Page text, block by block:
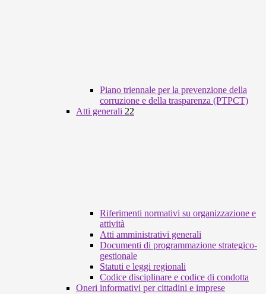
Piano triennale per la prevenzione della
corruzione e della trasparenza (PTPCT)
Atti generali 22
Riferimenti normativi su organizzazione e
attività
Atti amministrativi generali
Documenti di programmazione strategico-
gestionale
Statuti e leggi regionali
Codice disciplinare e codice di condotta
Oneri informativi per cittadini e imprese